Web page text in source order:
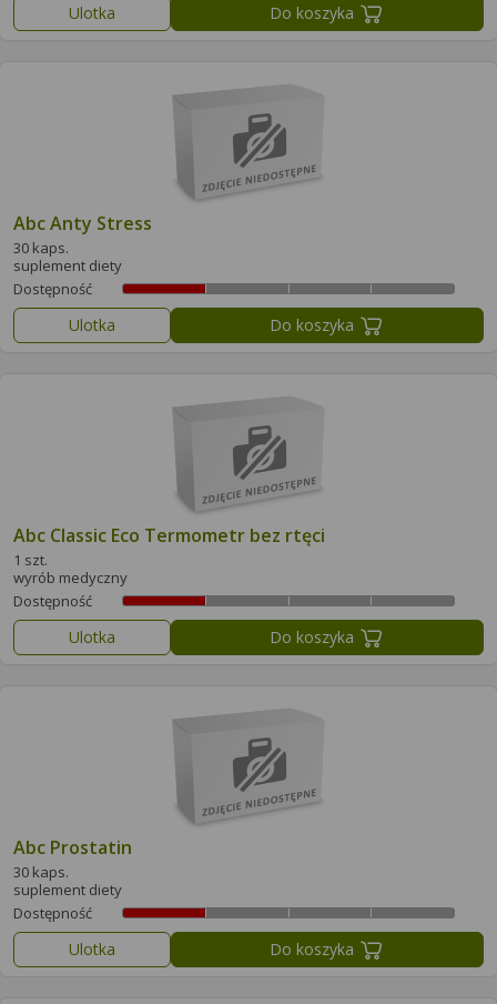
Ulotka Do koszyka
Abc Anty Stress
30 kaps.
suplement diety
Dostępność
Ulotka Do koszyka
Abc Classic Eco Termometr bez rtęci
1 szt.
wyrób medyczny
Dostępność
Ulotka Do koszyka
Abc Prostatin
30 kaps.
suplement diety
Dostępność
Ulotka Do koszyka